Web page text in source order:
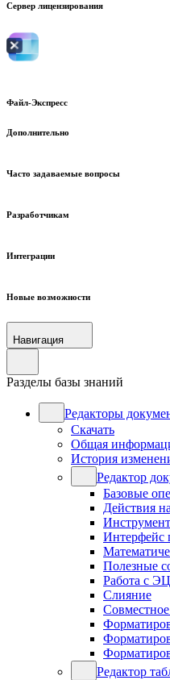
Сервер лицензирования
Файл-Экспресс
Дополнительно
Часто задаваемые вопросы
Разработчикам
Интеграции
Новые возможности
Навигация
Разделы базы знаний
Редакторы
Скачать
Общая
История
Редактор
Базовые
Действия
Интерфейс
Полезные
Работа с
Слияние
Редактор